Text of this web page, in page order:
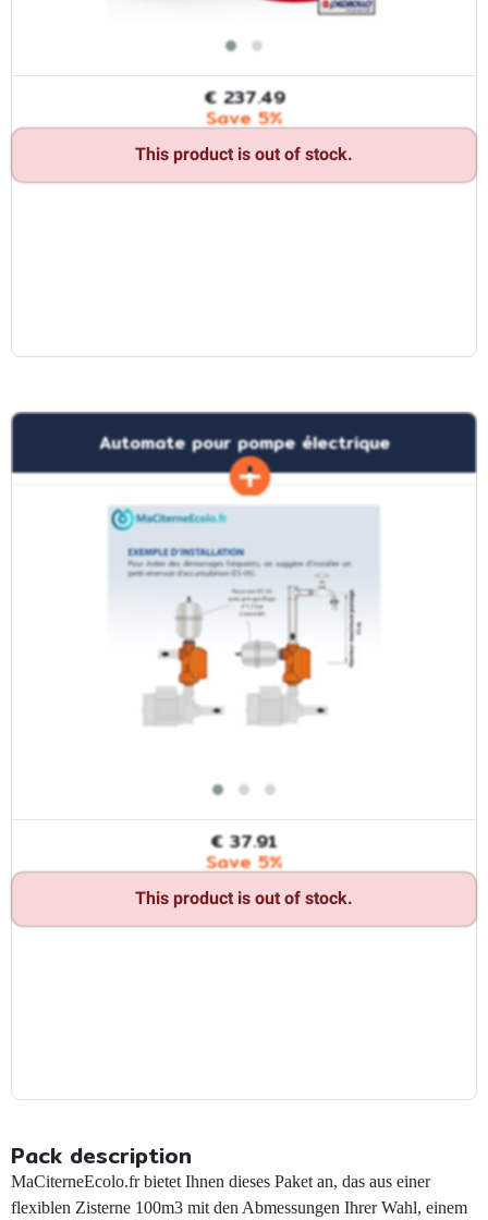
€ 237.49
Save 5%
This product is out of stock.
Automate pour pompe électrique
€ 37.91
Save 5%
This product is out of stock.
Pack description
MaCiterneEcolo.fr bietet Ihnen dieses Paket an, das aus einer
flexiblen Zisterne 100m3 mit den Abmessungen Ihrer Wahl, einem